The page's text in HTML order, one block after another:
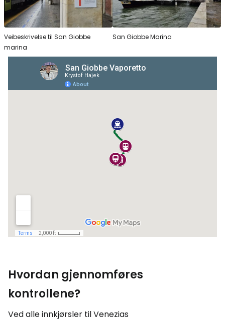
Veibeskrivelse til San Giobbe
marina
San Giobbe Marina
Hvordan gjennomføres
kontrollene?
Ved alle innkjørsler til Venezias